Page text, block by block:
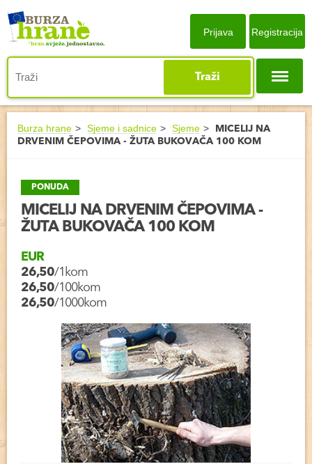
Traži
Prijava Registracija
Burza hrane Sjeme i sadnice Sjeme
MICELIJ NA
DRVENIM ČEPOVIMA - ŽUTA BUKOVAČA 100 KOM
PONUDA
MICELIJ NA DRVENIM ČEPOVIMA -
ŽUTA BUKOVAČA 100 KOM
EUR
26,50/1kom
26,50/100kom
26,50/1000kom